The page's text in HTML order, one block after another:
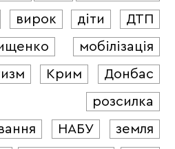
вирок діти
ДТП
мобілізація
Крим
Донбас
розсилка
НАБУ
земля